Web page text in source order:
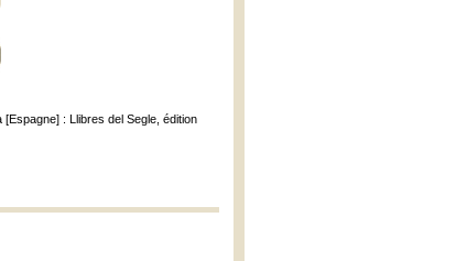
[Espagne] : Llibres del Segle, édition